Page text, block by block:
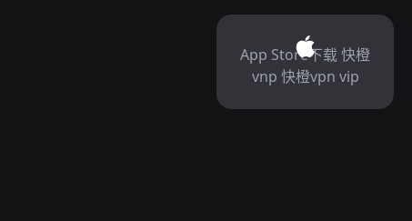
App Store下载 快橙
vnp 快橙vpn vip